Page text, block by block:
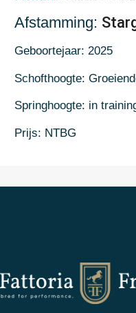
Afstamming:
Geboortejaar: 2025
Schofthoogte:
Springhoogte: in
Prijs: NTBG